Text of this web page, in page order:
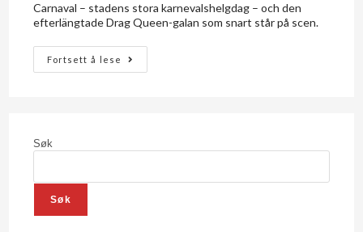
Carnaval – stadens stora karnevalshelgdag – och den
efterlängtade Drag Queen-galan som snart står på scen.
Fortsett å lese
Søk
Søk